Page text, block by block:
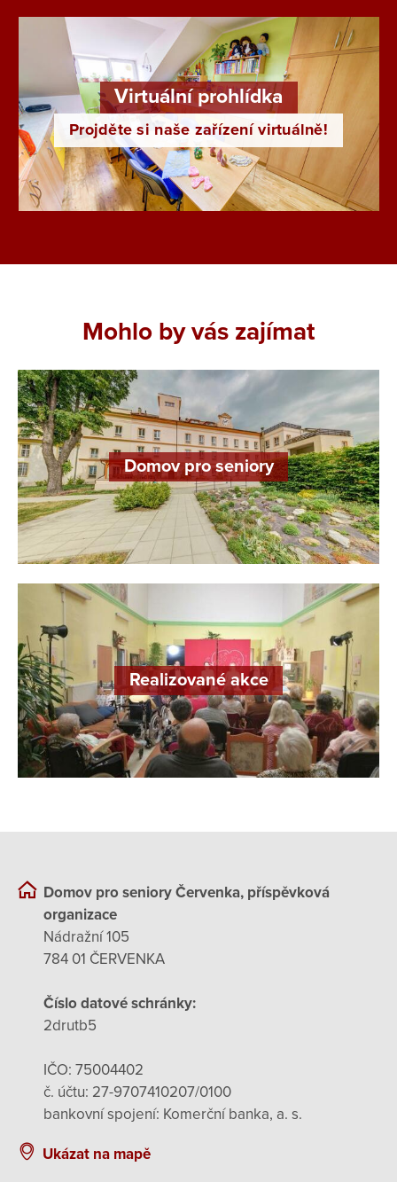
Virtuální prohlídka
Projděte si naše zařízení virtuálně!
Mohlo by vás zajímat
Domov pro seniory
Realizované akce
Domov pro seniory Červenka, příspěvková
organizace
Nádražní 105
784 01 ČERVENKA
Číslo datové schránky:
2drutb5
IČO: 75004402
č. účtu: 27-9707410207/0100
bankovní spojení: Komerční banka, a. s.
Ukázat na mapě